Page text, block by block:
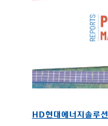
HD현대에너지솔루션